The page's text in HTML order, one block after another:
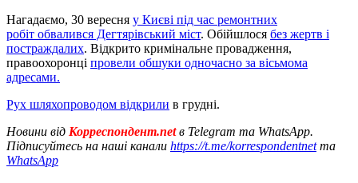
Нагадаємо, 30 вересня у Києві під час ремонтних
робіт обвалився Дегтярівський міст. Обійшлося без жертв і
постраждалих. Відкрито кримінальне провадження,
правоохоронці провели обшуки одночасно за вісьмома
адресами.
Рух шляхопроводом відкрили в грудні.
Новини від Корреспондент.netв Telegram та WhatsApp.
Підписуйтесь на наші канали https://t.me/korrespondentnetта
WhatsApp